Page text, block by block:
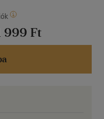
a kerten, az
erdő felé. Sötéten
az égből."
999 Ft